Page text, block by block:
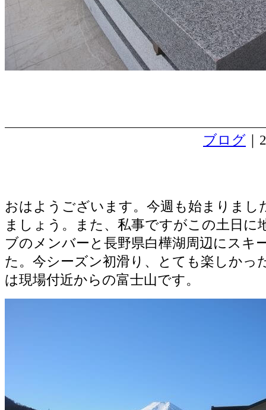
ブログ
おはようございます。今週も始まりまし
ましょう。また、私事ですがこの土日に
ブのメンバーと長野県白樺湖周辺にスキ
た。今シーズン初滑り、とても楽しかっ
は現場付近からの富士山です。